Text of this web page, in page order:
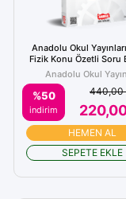
Anadolu Okul
Fizik Konu Özetli Soru
Anadolu Okul
%50
indirim
440,00
HEMEN AL
SEPETE EKLE